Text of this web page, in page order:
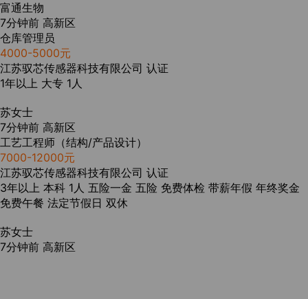
富通生物
7分钟前 高新区
仓库管理员
4000-5000元
江苏驭芯传感器科技有限公司 认证
1年以上 大专 1人
苏女士
7分钟前 高新区
工艺工程师（结构/产品设计）
7000-12000元
江苏驭芯传感器科技有限公司 认证
3年以上 本科 1人 五险一金 五险 免费体检 带薪年假 年终奖金
免费午餐 法定节假日 双休
苏女士
7分钟前 高新区